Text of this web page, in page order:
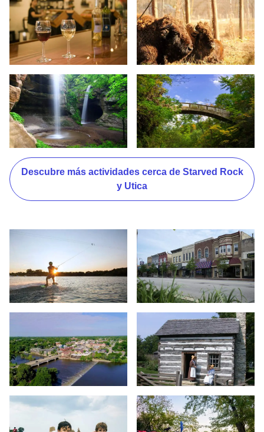
Bodega - August Hill - Utica Pareja de bisontes en Parque
Parque estatal - Matthiessen - UticaPuente entre árboles - Parque
Descubre más actividades cerca de Starved Rock
y Utica
Wakeboarding - Parque Quarry Cable - Crystal Lake
Línea de escaparates - Centro
Vista aérea de Ginebra Naper Settlement - Naperville